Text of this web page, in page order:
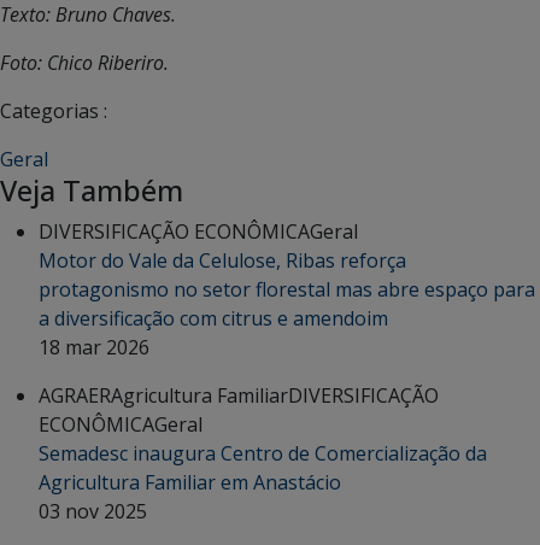
Texto: Bruno Chaves.
Foto: Chico Riberiro.
Categorias :
Geral
Veja Também
DIVERSIFICAÇÃO ECONÔMICAGeral
Motor do Vale da Celulose, Ribas reforça
protagonismo no setor florestal mas abre espaço para
a diversificação com citrus e amendoim
18 mar 2026
AGRAERAgricultura FamiliarDIVERSIFICAÇÃO
ECONÔMICAGeral
Semadesc inaugura Centro de Comercialização da
Agricultura Familiar em Anastácio
03 nov 2025